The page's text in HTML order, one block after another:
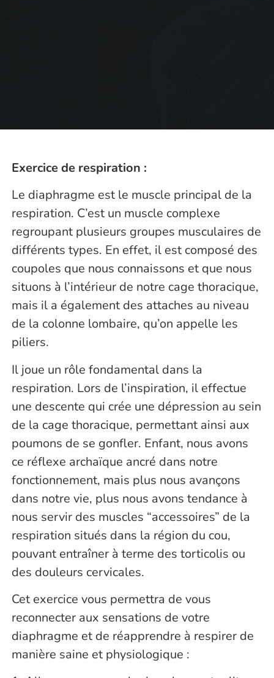
Exercice de respiration :
Le diaphragme est le muscle principal de la
respiration. C’est un muscle complexe
regroupant plusieurs groupes musculaires de
différents types. En effet, il est composé des
coupoles que nous connaissons et que nous
situons à l’intérieur de notre cage thoracique,
mais il a également des attaches au niveau
de la colonne lombaire, qu’on appelle les
piliers.
Il joue un rôle fondamental dans la
respiration. Lors de l’inspiration, il effectue
une descente qui crée une dépression au sein
de la cage thoracique, permettant ainsi aux
poumons de se gonfler. Enfant, nous avons
ce réflexe archaïque ancré dans notre
fonctionnement, mais plus nous avançons
dans notre vie, plus nous avons tendance à
nous servir des muscles “accessoires” de la
respiration situés dans la région du cou,
pouvant entraîner à terme des torticolis ou
des douleurs cervicales.
Cet exercice vous permettra de vous
reconnecter aux sensations de votre
diaphragme et de réapprendre à respirer de
manière saine et physiologique :